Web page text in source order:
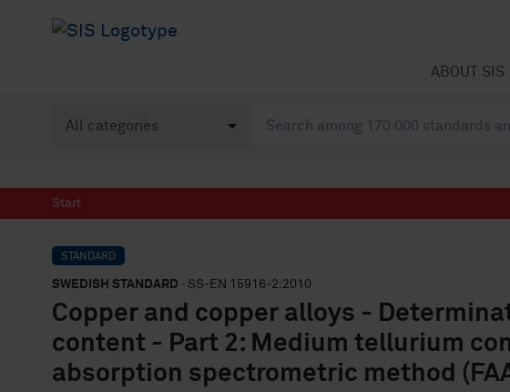
ABOUT SIS
Start
STANDARD
SWEDISH STANDARD · SS-EN 15916-2:2010
Copper and copper alloys -
content - Part 2: Medium tellurium
absorption spectrometric method